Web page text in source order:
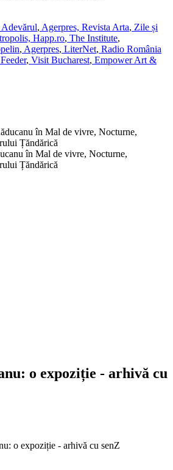
Adevărul, Agerpres, Revista Arta, Zile și
Happ.ro, The Institute,
, Agerpres, LiterNet, Radio România
Feeder, Visit Bucharest, Empower Art &
în Mal de vivre, Nocturne,
Țăndărică
o expoziție - arhivă cu